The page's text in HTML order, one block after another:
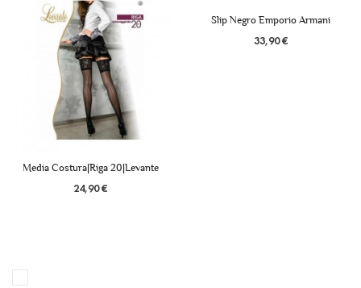
Media Costura|Riga 20|Levante
24,90 €
Slip Negro Emporio Armani
33,90 €